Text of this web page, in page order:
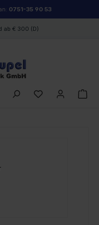
0751-35 90 53
ab € 300 (D)
Du hast 0